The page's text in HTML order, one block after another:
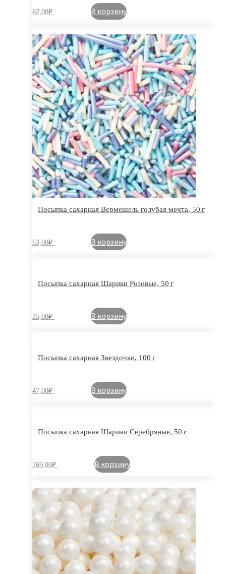
62,00₽ В корзину
Посыпка сахарная Вермешель голубая мечта, 50 г
63,00₽ В корзину
Посыпка сахарная Шарики Розовые, 50 г
35,00₽ В корзину
Посыпка сахарная Звездочки, 100 г
47,00₽ В корзину
Посыпка сахарная Шарики Серебряные, 50 г
169,00₽ В корзину